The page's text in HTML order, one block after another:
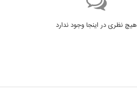
هیچ نظری در اینجا وجود ندارد